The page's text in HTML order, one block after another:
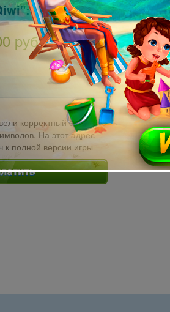
pуб.
корректный email без
На этот адрес
к полной версии игры